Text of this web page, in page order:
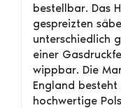
bestellbar. Das
gespreizten
unterschiedlich
einer
wippbar. Die
England
hochwertige